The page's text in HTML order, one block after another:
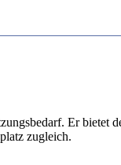
Er bietet
zugleich.